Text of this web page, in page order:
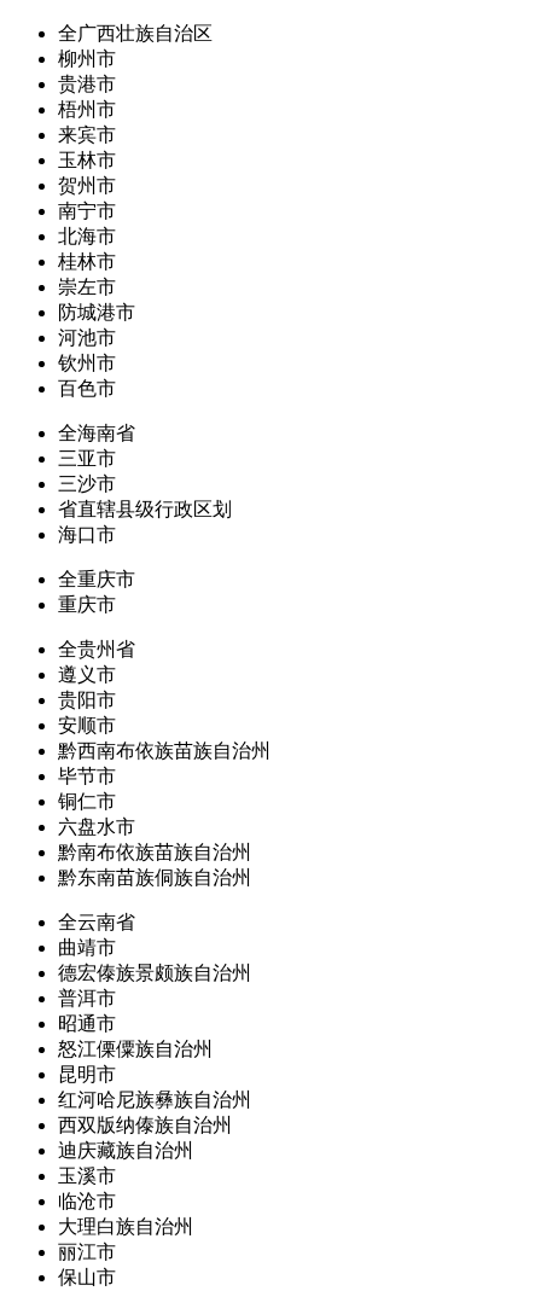
全广西壮族自治区
柳州市
贵港市
梧州市
来宾市
玉林市
贺州市
南宁市
北海市
桂林市
崇左市
防城港市
河池市
钦州市
百色市
全海南省
三亚市
三沙市
省直辖县级行政区划
海口市
全重庆市
重庆市
全贵州省
遵义市
贵阳市
安顺市
黔西南布依族苗族自治州
毕节市
铜仁市
六盘水市
黔南布依族苗族自治州
黔东南苗族侗族自治州
全云南省
曲靖市
德宏傣族景颇族自治州
普洱市
昭通市
怒江傈僳族自治州
昆明市
红河哈尼族彝族自治州
西双版纳傣族自治州
迪庆藏族自治州
玉溪市
临沧市
大理白族自治州
丽江市
保山市